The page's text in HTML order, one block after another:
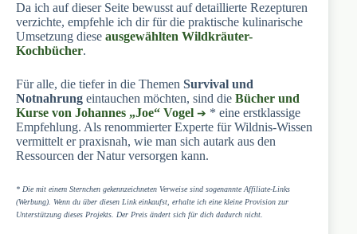
Da ich auf dieser Seite bewusst auf detaillierte Rezepturen
verzichte, empfehle ich dir für die praktische kulinarische
Umsetzung diese ausgewählten Wildkräuter-
Kochbücher.
Für alle, die tiefer in die Themen Survival und
Notnahrung eintauchen möchten, sind die Bücher und
Kurse von Johannes „Joe“ Vogel
* eine erstklassige
Empfehlung. Als renommierter Experte für Wildnis-Wissen
vermittelt er praxisnah, wie man sich autark aus den
Ressourcen der Natur versorgen kann.
* Die mit einem Sternchen gekennzeichneten Verweise sind sogenannte Affiliate-Links
(Werbung). Wenn du über diesen Link einkaufst, erhalte ich eine kleine Provision zur
Unterstützung dieses Projekts. Der Preis ändert sich für dich dadurch nicht.